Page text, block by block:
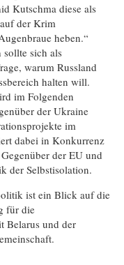
Kutschma diese als
der Krim
heben.“
sollte sich als
warum Russland
halten will.
im Folgenden
der Ukraine
im
dabei in Konkurrenz
der EU und
der Selbstisolation.
ist ein Blick auf die
für die
Belarus und der